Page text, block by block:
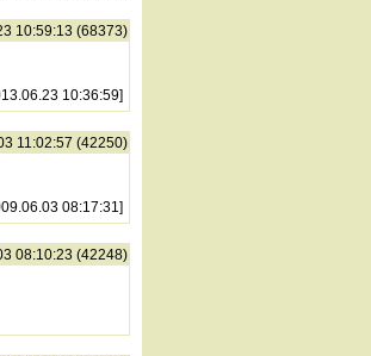
10:59:13 (68373)
10:36:59]
11:02:57 (42250)
08:17:31]
08:10:23 (42248)